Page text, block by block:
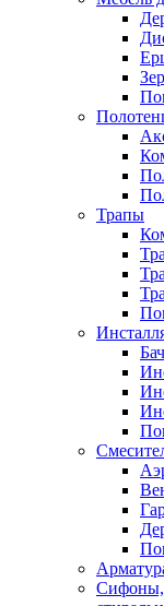
Трапы
Сифоны,